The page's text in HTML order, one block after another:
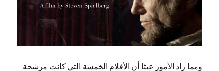
ومما زاد الأمور عبثا أن الأفلام الخمسة التي كانت مرشحة